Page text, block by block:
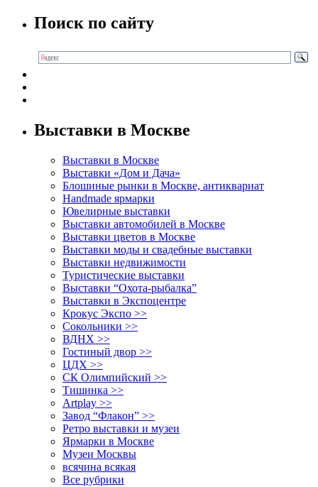
Поиск по сайту
Выставки в Москве
Выставки в Москве
Выставки «Дом и Дача»
Блошиные рынки в Москве, антиквариат
Handmade ярмарки
Ювелирные выставки
Выставки автомобилей в Москве
Выставки цветов в Москве
Выставки моды и свадебные выставки
Выставки недвижимости
Туристические выставки
Выставки “Охота-рыбалка”
Выставки в Экспоцентре
Крокус Экспо >>
Сокольники >>
ВДНХ >>
Гостиный двор >>
ЦДХ >>
СК Олимпийский >>
Тишинка >>
Artplay >>
Завод “Флакон” >>
Ретро выставки и музеи
Ярмарки в Москве
Музеи Москвы
всячина всякая
Все рубрики